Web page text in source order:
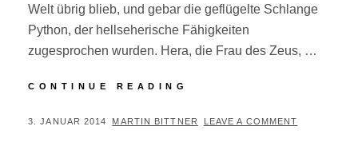
Welt übrig blieb, und gebar die geflügelte Schlange
Python, der hellseherische Fähigkeiten
zugesprochen wurden. Hera, die Frau des Zeus, …
CONTINUE READING
VON
POSTED
3. JANUAR 2014 BY
MARTIN BITTNER LEAVE A COMMENT